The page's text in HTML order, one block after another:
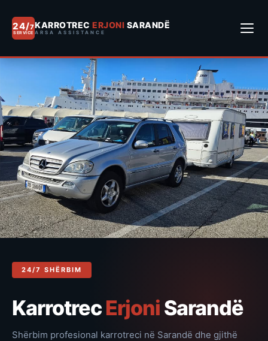
24/7
SERVICE
KARROTREC ERJONI SARANDË
ARSA ASSISTANCE
24/7 SHËRBIM
KarrotrecErjoniSarandë
Shërbim profesional karrotreci në Sarandë dhe gjithë